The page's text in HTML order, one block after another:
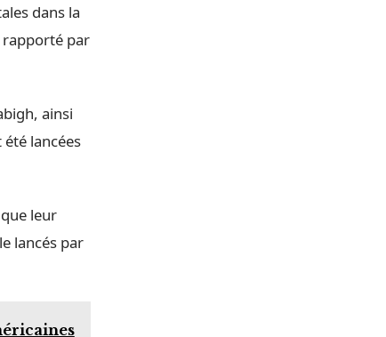
dans la
rapporté par
ainsi
lancées
leur
lancés par